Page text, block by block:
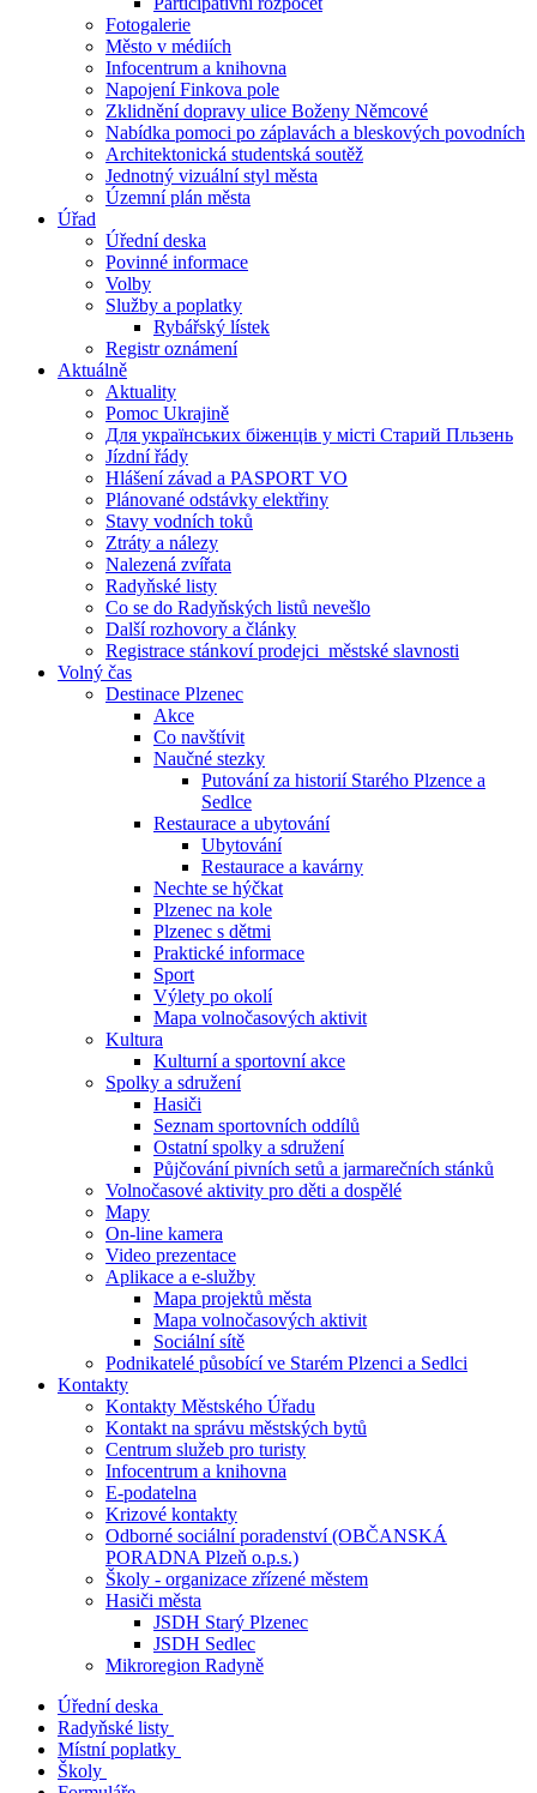
Fotogalerie
Město v médiích
Infocentrum a knihovna
Napojení Finkova pole
Zklidnění dopravy ulice Boženy Němcové
Nabídka pomoci po záplavách a bleskových povodních
Architektonická studentská soutěž
Jednotný vizuální styl města
Územní plán města
Úřad
Úřední deska
Povinné informace
Volby
Služby a poplatky
Rybářský lístek
Registr oznámení
Aktuálně
Aktuality
Pomoc Ukrajině
Для українських біженців у місті Старий Пльзень
Jízdní řády
Hlášení závad a PASPORT VO
Plánované odstávky elektřiny
Stavy vodních toků
Ztráty a nálezy
Nalezená zvířata
Radyňské listy
Co se do Radyňských listů nevešlo
Další rozhovory a články
Registrace stánkoví prodejci_městské slavnosti
Volný čas
Destinace Plzenec
Akce
Co navštívit
Naučné stezky
Putování za historií Starého Plzence a
Sedlce
Restaurace a ubytování
Ubytování
Restaurace a kavárny
Nechte se hýčkat
Plzenec na kole
Plzenec s dětmi
Praktické informace
Sport
Výlety po okolí
Mapa volnočasových aktivit
Kultura
Kulturní a sportovní akce
Spolky a sdružení
Hasiči
Seznam sportovních oddílů
Ostatní spolky a sdružení
Půjčování pivních setů a jarmarečních stánků
Volnočasové aktivity pro děti a dospělé
Mapy
On-line kamera
Video prezentace
Aplikace a e-služby
Mapa projektů města
Mapa volnočasových aktivit
Sociální sítě
Podnikatelé působící ve Starém Plzenci a Sedlci
Kontakty
Kontakty Městského Úřadu
Kontakt na správu městských bytů
Centrum služeb pro turisty
Infocentrum a knihovna
E-podatelna
Krizové kontakty
Odborné sociální poradenství (OBČANSKÁ
PORADNA Plzeň o.p.s.)
Školy - organizace zřízené městem
Hasiči města
JSDH Starý Plzenec
JSDH Sedlec
Mikroregion Radyně
Úřední deska
Radyňské listy
Místní poplatky
Školy